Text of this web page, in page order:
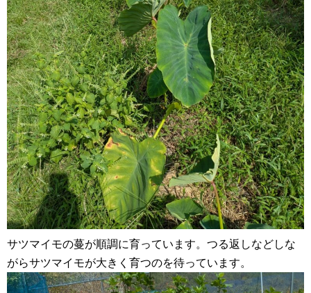
サツマイモの蔓が順調に育っています。つる返しなどしな
がらサツマイモが大きく育つのを待っています。